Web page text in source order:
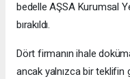
bedelle AŞSA Kurumsal
bırakıldı.
Dört firmanın ihale
ancak yalnızca bir teklifin